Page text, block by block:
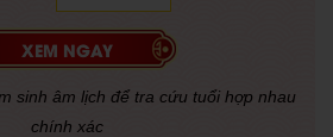
sinh âm lịch để tra cứu tuổi hợp nhau
chính xác